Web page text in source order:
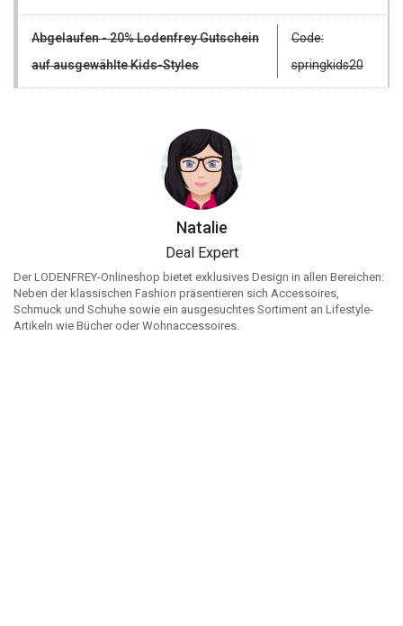
Abgelaufen - 20% Lodenfrey Gutschein
auf ausgewählte Kids-Styles
Code:
springkids20
Natalie
Deal Expert
Der LODENFREY-Onlineshop bietet exklusives Design in allen Bereichen:
Neben der klassischen Fashion präsentieren sich Accessoires,
Schmuck und Schuhe sowie ein ausgesuchtes Sortiment an Lifestyle-
Artikeln wie Bücher oder Wohnaccessoires.